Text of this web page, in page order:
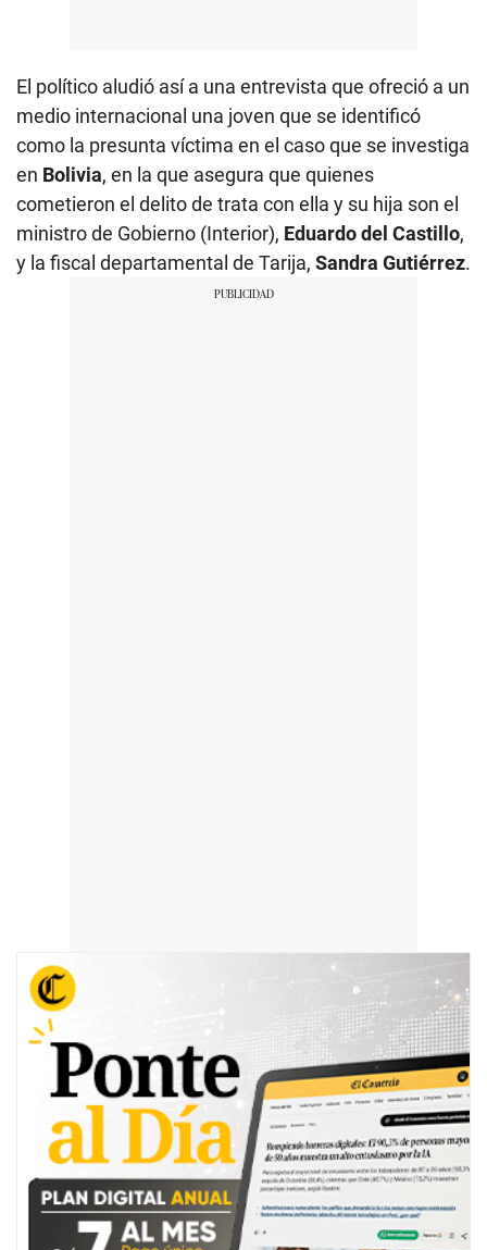
El político aludió así a una entrevista que ofreció a un
medio internacional una joven que se identificó
como la presunta víctima en el caso que se investiga
en Bolivia, en la que asegura que quienes
cometieron el delito de trata con ella y su hija son el
ministro de Gobierno (Interior), Eduardo del Castillo,
y la fiscal departamental de Tarija, Sandra Gutiérrez.